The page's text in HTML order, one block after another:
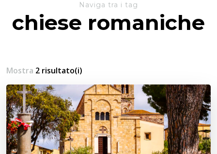
Naviga tra i tag
chiese romaniche
Mostra 2 risultato(i)